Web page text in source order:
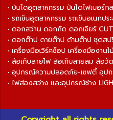
• บันไดอุตสาหกรรม บันไดไฟเบอร์ก
• รถเข็นอุตสาหกรรม รถเข็นอเนกปร
• ดอกสว่าน ดอกกัด ดอกเจียร์
• ดอกต๊าป ดายต๊าป ด้ามต๊าป ชุดสป
• เครื่องมือเวิร์คช็อป เครื่องมืองานไ
• ล้อเก็บสายไฟ ล้อเก็บสายลม ล้อวัด
• อุปกรณ์ความปลอดภัย-เซฟตี้ อุป
• ไฟส่องสว่าง และอุปกรณ์ช่าง